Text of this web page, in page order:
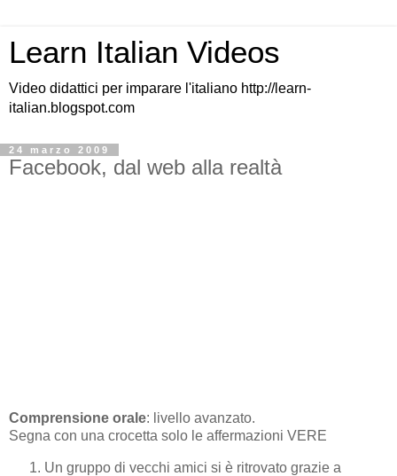
Learn Italian Videos
Video didattici per imparare l'italiano http://learn-
italian.blogspot.com
24 marzo 2009
Facebook, dal web alla realtà
Comprensione orale: livello avanzato.
Segna con una crocetta solo le affermazioni VERE
Un gruppo di vecchi amici si è ritrovato grazie a